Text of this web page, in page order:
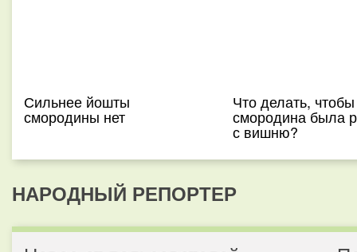
Сильнее йошты
смородины нет
Что делать, чтобы
смородина была
с вишню?
НАРОДНЫЙ РЕПОРТЕР